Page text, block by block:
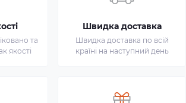
та
якості
Швидка доставка
Швидка доставка по всій
країні на наступний день